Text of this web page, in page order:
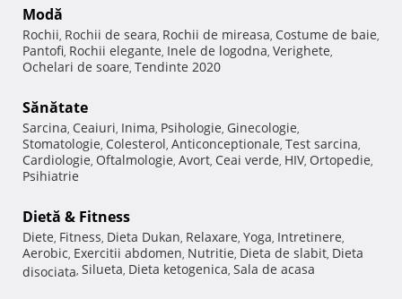
Modă
Rochii, Rochii de seara, Rochii de mireasa, Costume de baie,
Pantofi, Rochii elegante, Inele de logodna, Verighete,
Ochelari de soare, Tendinte 2020
Sănătate
Sarcina, Ceaiuri, Inima, Psihologie, Ginecologie,
Stomatologie, Colesterol, Anticonceptionale, Test sarcina,
Cardiologie, Oftalmologie, Avort, Ceai verde, HIV, Ortopedie,
Psihiatrie
Dietă & Fitness
Diete, Fitness, Dieta Dukan, Relaxare, Yoga, Intretinere,
Aerobic, Exercitii abdomen, Nutritie, Dieta de slabit, Dieta
disociata, Silueta, Dieta ketogenica, Sala de acasa